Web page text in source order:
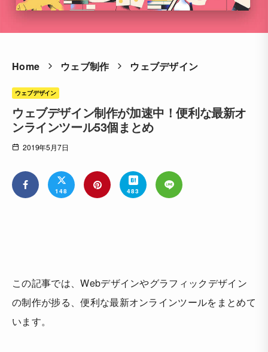
Home ウェブ制作 ウェブデザイン
ウェブデザイン
ウェブデザイン制作が加速中！便利な最新オ
ンラインツール53個まとめ
2019年5月7日
148 483
この記事では、Webデザインやグラフィックデザイン
の制作が捗る、便利な最新オンラインツールをまとめて
います。